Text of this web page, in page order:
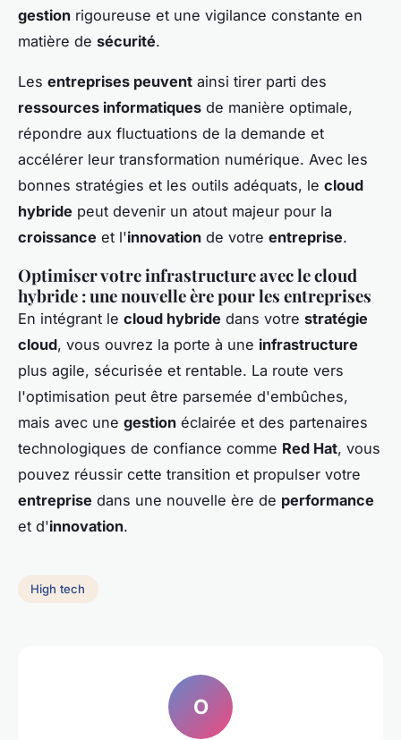
gestion rigoureuse et une vigilance constante en
matière de sécurité.
Les entreprises peuvent ainsi tirer parti des
ressources informatiques de manière optimale,
répondre aux fluctuations de la demande et
accélérer leur transformation numérique. Avec les
bonnes stratégies et les outils adéquats, le cloud
hybride peut devenir un atout majeur pour la
croissance et l'innovation de votre entreprise.
Optimiser votre infrastructure avec le cloud
hybride : une nouvelle ère pour les entreprises
En intégrant le cloud hybride dans votre stratégie
cloud, vous ouvrez la porte à une infrastructure
plus agile, sécurisée et rentable. La route vers
l'optimisation peut être parsemée d'embûches,
mais avec une gestion éclairée et des partenaires
technologiques de confiance comme Red Hat, vous
pouvez réussir cette transition et propulser votre
entreprise dans une nouvelle ère de performance
et d'innovation.
High tech
O